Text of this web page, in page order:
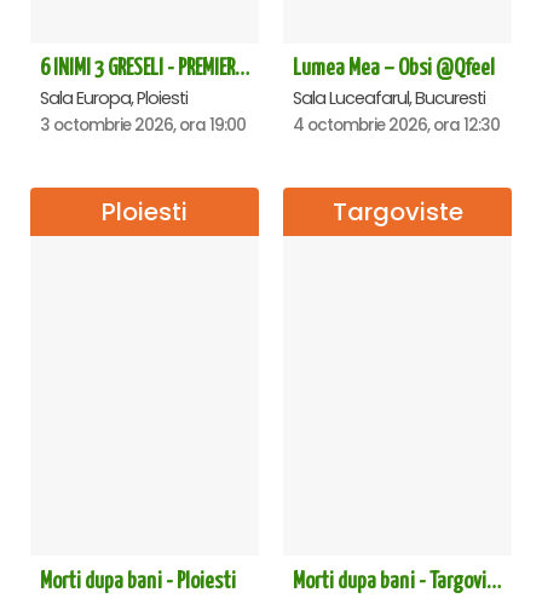
6 INIMI 3 GRESELI - PREMIERA - Ploiesti
Sala Europa, Ploiesti
3 octombrie 2026, ora 19:00
Lumea Mea – Obsi @Qfeel
Sala Luceafarul, Bucuresti
4 octombrie 2026, ora 12:30
Ploiesti
Morti dupa bani - Ploiesti
Targoviste
Morti dupa bani - Targoviste